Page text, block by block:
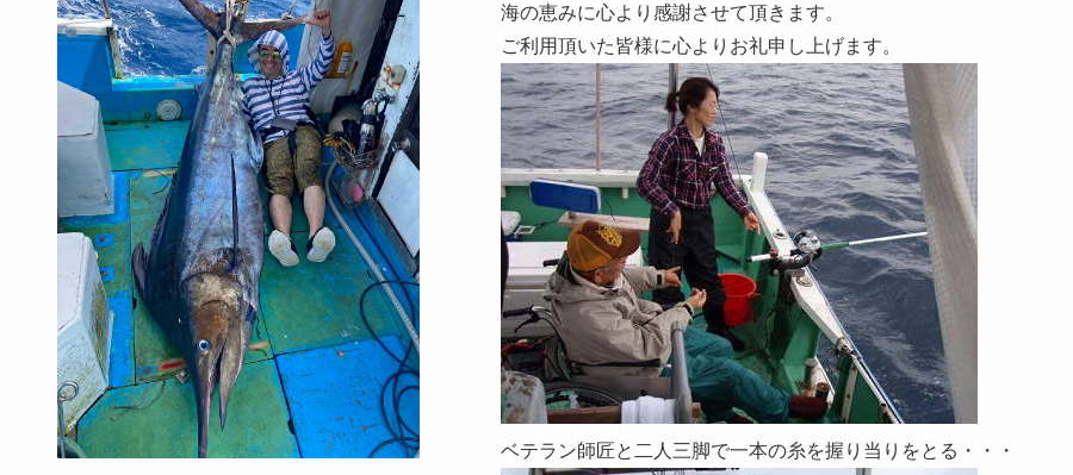
海の恵みに心より感謝させて頂きます。
ご利用頂いた皆様に心よりお礼申し上げます。
ベテラン師匠と二人三脚で一本の糸を握り当りをとる・・・